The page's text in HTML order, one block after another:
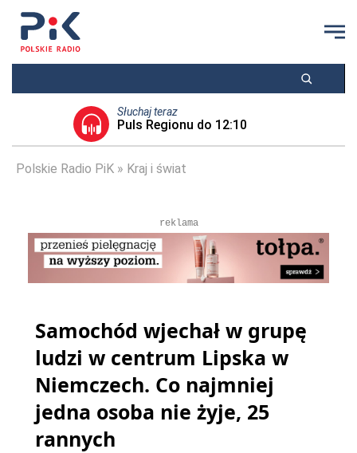
Słuchaj teraz
Puls Regionu do 12:10
Polskie Radio PiK Kraj i świat
reklama
Samochód wjechał w grupę
ludzi w centrum Lipska w
Niemczech. Co najmniej
jedna osoba nie żyje, 25
rannych